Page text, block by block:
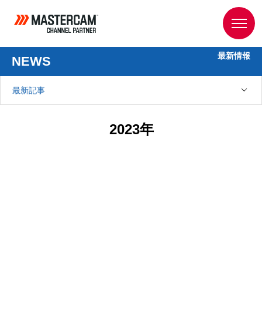
NEWS 最新情報
最新記事
2023年